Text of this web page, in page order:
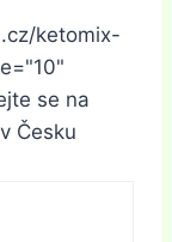
ketomix-
se na
Česku